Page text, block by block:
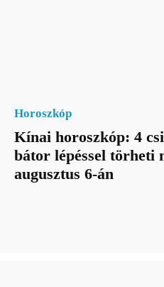
Horoszkóp
Kínai horoszkóp: 4
bátor lépéssel törheti
augusztus 6-án